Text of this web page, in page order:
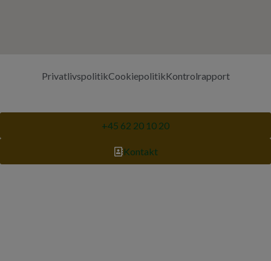
PrivatlivspolitikCookiepolitikKontrolrapport
+45 62 20 10 20
Kontakt